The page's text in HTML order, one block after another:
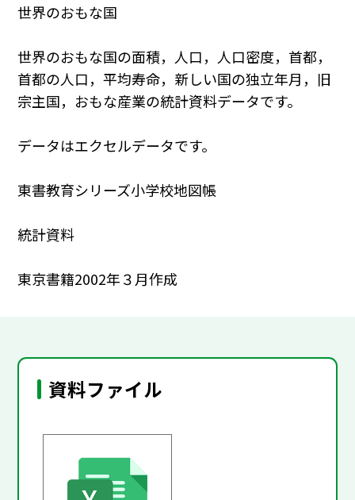
世界のおもな国
世界のおもな国の面積，人口，人口密度，首都，
首都の人口，平均寿命，新しい国の独立年月，旧
宗主国，おもな産業の統計資料データです。
データはエクセルデータです。
東書教育シリーズ小学校地図帳
統計資料
東京書籍2002年３月作成
資料ファイル